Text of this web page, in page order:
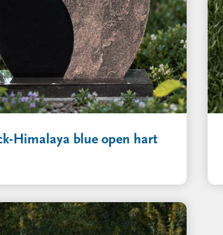
Himalaya blue open hart